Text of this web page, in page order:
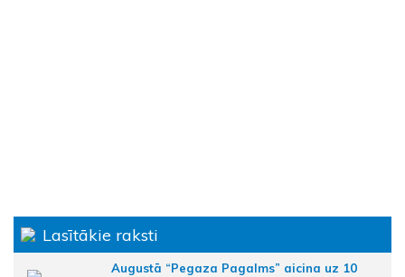
Lasītākie raksti
Augustā “Pegaza Pagalms” aicina uz 10